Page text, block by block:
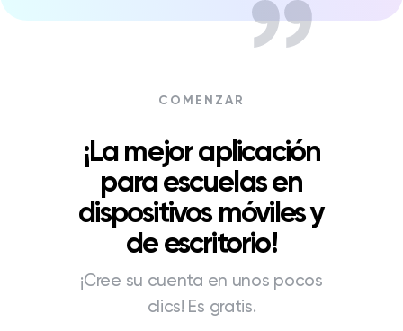
COMENZAR
¡La mejor aplicación
para escuelas en
dispositivos móviles y
de escritorio!
¡Cree su cuenta en unos pocos
clics! Es gratis.